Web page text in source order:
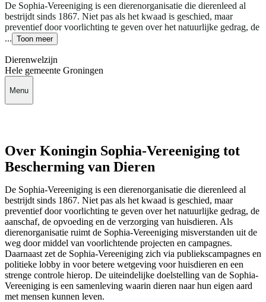
De Sophia-Vereeniging is een dierenorganisatie die dierenleed al
bestrijdt sinds 1867. Niet pas als het kwaad is geschied, maar
preventief door voorlichting te geven over het natuurlijke gedrag, de
... Toon meer
Dierenwelzijn
Hele gemeente Groningen
Menu
Over Koningin Sophia-Vereeniging tot
Bescherming van Dieren
De Sophia-Vereeniging is een dierenorganisatie die dierenleed al
bestrijdt sinds 1867. Niet pas als het kwaad is geschied, maar
preventief door voorlichting te geven over het natuurlijke gedrag, de
aanschaf, de opvoeding en de verzorging van huisdieren. Als
dierenorganisatie ruimt de Sophia-Vereeniging misverstanden uit de
weg door middel van voorlichtende projecten en campagnes.
Daarnaast zet de Sophia-Vereeniging zich via publiekscampagnes en
politieke lobby in voor betere wetgeving voor huisdieren en een
strenge controle hierop. De uiteindelijke doelstelling van de Sophia-
Vereeniging is een samenleving waarin dieren naar hun eigen aard
met mensen kunnen leven.